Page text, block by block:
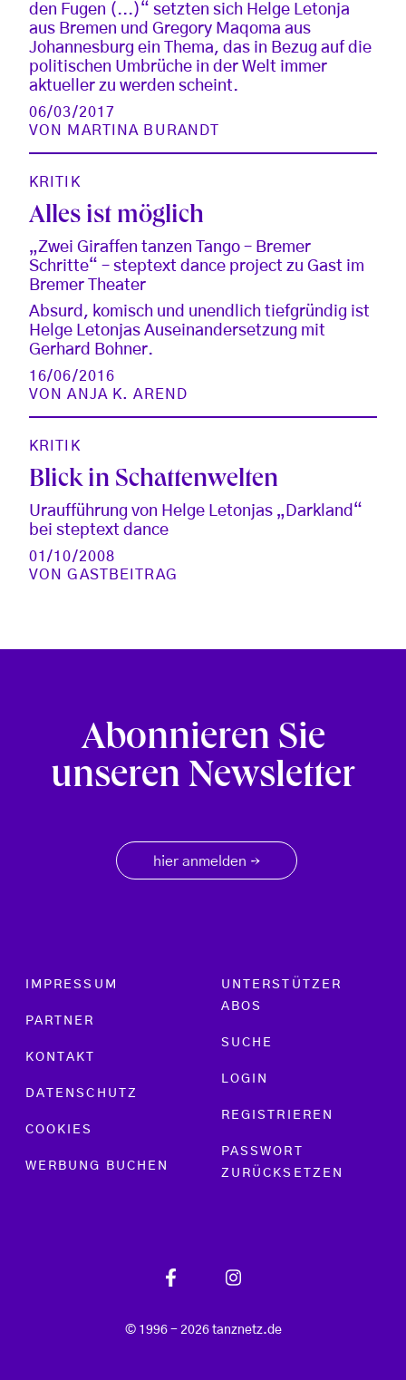
den Fugen (...)“ setzten sich Helge Letonja
aus Bremen und Gregory Maqoma aus
Johannesburg ein Thema, das in Bezug auf die
politischen Umbrüche in der Welt immer
aktueller zu werden scheint.
06/03/2017
VON MARTINA BURANDT
KRITIK
Alles ist möglich
„Zwei Giraffen tanzen Tango – Bremer
Schritte“ – steptext dance project zu Gast im
Bremer Theater
Absurd, komisch und unendlich tiefgründig ist
Helge Letonjas Auseinandersetzung mit
Gerhard Bohner.
16/06/2016
VONANJA K. AREND
KRITIK
Blick in Schattenwelten
Uraufführung von Helge Letonjas „Darkland“
bei steptext dance
01/10/2008
VONGASTBEITRAG
Abonnieren Sie
unseren Newsletter
hier anmelden →
Footer menu
IMPRESSUM
PARTNER
KONTAKT
DATENSCHUTZ
COOKIES
WERBUNG BUCHEN
UNTERSTÜTZER
ABOS
SUCHE
LOGIN
REGISTRIEREN
PASSWORT
ZURÜCKSETZEN
© 1996 - 2026 tanznetz.de